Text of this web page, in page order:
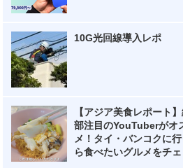
10G光回線導入レポ
【アジア美食レポート
部注目のYouTuberがオ
メ！タイ・バンコクに
ら食べたいグルメをチェ